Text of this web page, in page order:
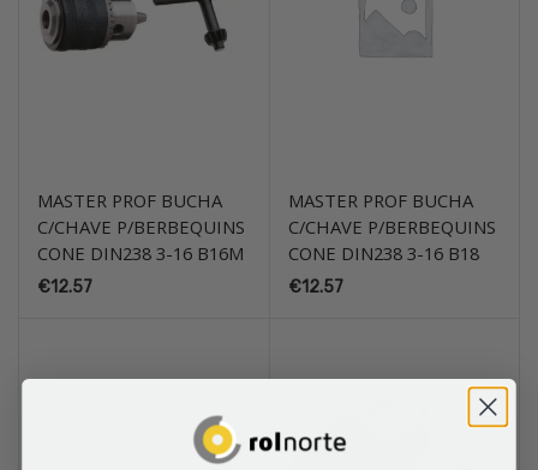
MASTER PROF BUCHA
C/CHAVE P/BERBEQUINS
CONE DIN238 3-16 B16M
€12.57
MASTER PROF BUCHA
C/CHAVE P/BERBEQUINS
CONE DIN238 3-16 B18
€12.57